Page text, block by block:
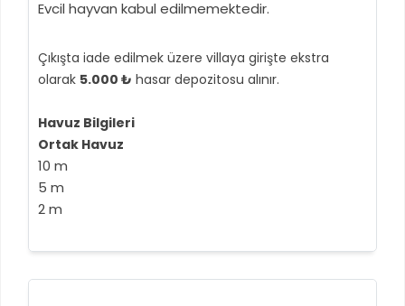
Evcil hayvan kabul edilmemektedir.
Çıkışta iade edilmek üzere villaya girişte ekstra
olarak 5.000 ₺ hasar depozitosu alınır.
Havuz Bilgileri
Ortak Havuz
10 m
5 m
2 m